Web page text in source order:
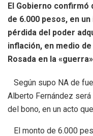
El Gobierno confirmó
de 6.000 pesos, en
pérdida del poder
inflación, en medio
Rosada en la
Según supo NA de
Alberto Fernández
del bono, en un acto
El monto de 6.000